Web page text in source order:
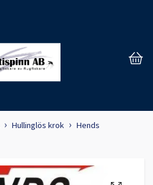
Hullinglös krok
Hends